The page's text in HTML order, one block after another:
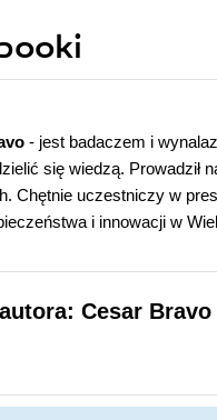
- jest badaczem i
się wiedzą.
Chętnie uczestniczy w
i innowacji w
Cesar